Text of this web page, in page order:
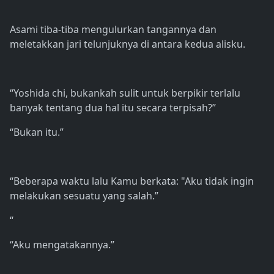
Asami tiba-tiba mengulurkan tangannya dan
meletakkan jari telunjuknya di antara kedua alisku.
“Yoshida chi, bukankah sulit untuk berpikir terlalu
banyak tentang dua hal itu secara terpisah?”
“Bukan itu.”
“Beberapa waktu lalu Kamu berkata: "Aku tidak ingin
melakukan sesuatu yang salah.”
“
“Aku mengatakannya.”